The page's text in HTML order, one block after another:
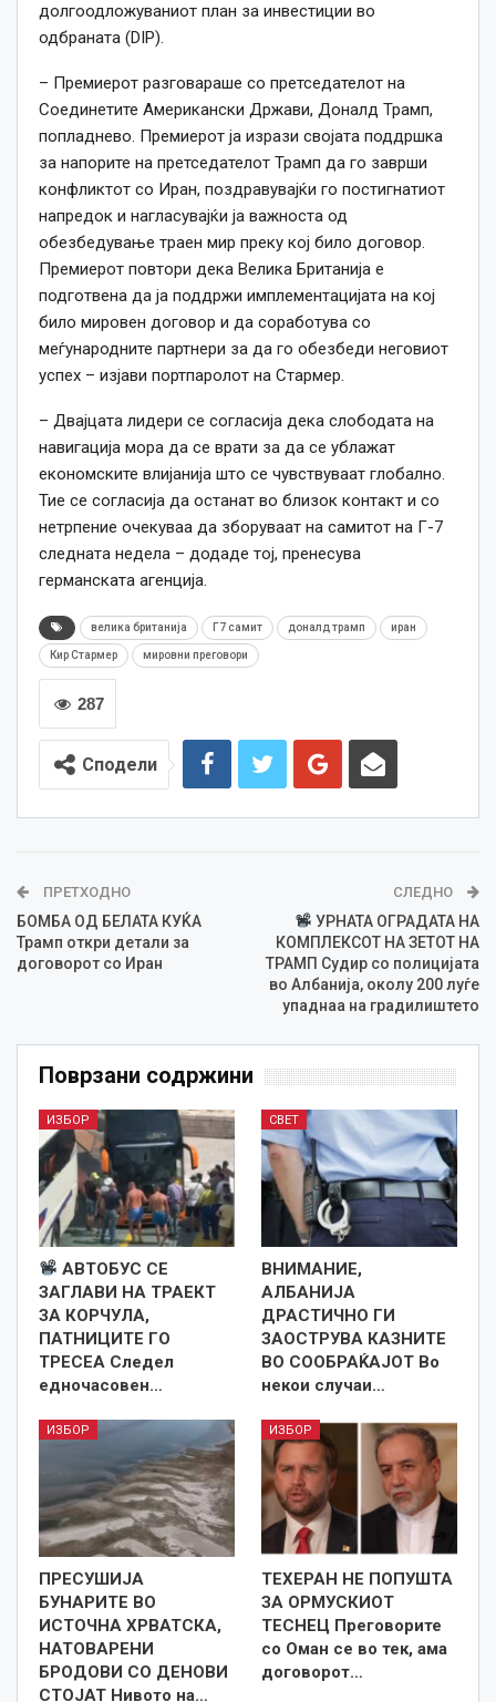
долгоодложуваниот план за инвестиции во
одбраната (DIP).
– Премиерот разговараше со претседателот на
Соединетите Американски Држави, Доналд Трамп,
попладнево. Премиерот ја изрази својата поддршка
за напорите на претседателот Трамп да го заврши
конфликтот со Иран, поздравувајќи го постигнатиот
напредок и нагласувајќи ја важноста од
обезбедување траен мир преку кој било договор.
Премиерот повтори дека Велика Британија е
подготвена да ја поддржи имплементацијата на кој
било мировен договор и да соработува со
меѓународните партнери за да го обезбеди неговиот
успех – изјави портпаролот на Стармер.
– Двајцата лидери се согласија дека слободата на
навигација мора да се врати за да се ублажат
економските влијанија што се чувствуваат глобално.
Тие се согласија да останат во близок контакт и со
нетрпение очекуваа да зборуваат на самитот на Г-7
следната недела – додаде тој, пренесува
германската агенција.
велика британија Г7 самит доналд трамп иран
Кир Стармер мировни преговори
287
Сподели
ПРЕТХОДНО
БОМБА ОД БЕЛАТА КУЌА
Трамп откри детали за
договорот со Иран
СЛЕДНО
УРНАТА ОГРАДАТА НА
КОМПЛЕКСОТ НА ЗЕТОТ НА
ТРАМП Судир со полицијата
во Албанија, околу 200 луѓе
упаднаа на градилиштето
Поврзани содржини
ИЗБОР
АВТОБУС СЕ
ЗАГЛАВИ НА ТРАЕКТ
ЗА КОРЧУЛА,
ПАТНИЦИТЕ ГО
ТРЕСЕА Следел
едночасовен…
СВЕТ
ВНИМАНИЕ,
АЛБАНИЈА
ДРАСТИЧНО ГИ
ЗАОСТРУВА КАЗНИТЕ
ВО СООБРАЌАЈОТ Во
некои случаи…
ИЗБОР
ПРЕСУШИЈА
БУНАРИТЕ ВО
ИСТОЧНА ХРВАТСКА,
НАТОВАРЕНИ
БРОДОВИ СО ДЕНОВИ
СТОЈАТ Нивото на…
ИЗБОР
ТЕХЕРАН НЕ ПОПУШТА
ЗА ОРМУСКИОТ
ТЕСНЕЦ Преговорите
со Оман се во тек, ама
договорот…